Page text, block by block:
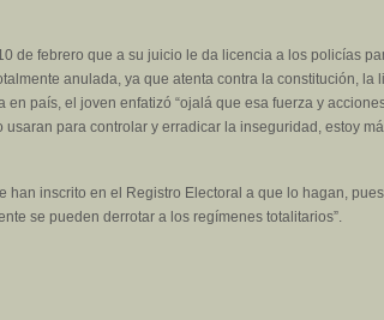
de febrero que a su juicio le da licencia a los policías
anulada, ya que atenta contra la constitución, la
país, el joven enfatizó “ojalá que esa fuerza y
para controlar y erradicar la inseguridad, estoy
inscrito en el Registro Electoral a que lo hagan,
se pueden derrotar a los regímenes totalitarios”.